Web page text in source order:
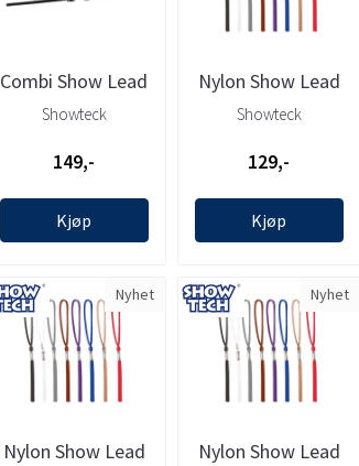
Combi Show Lead
(White) 0.7x(20-
Showteck
149,-
Kjøp
Nylon Show Lead
(Black) 0.3x87cm
Showteck
129,-
Kjøp
Nyhet
Nylon Show Lead
Nyhet
Nylon Show Lead